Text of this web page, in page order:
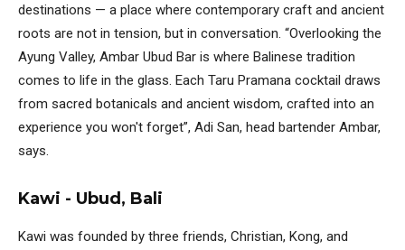
destinations — a place where contemporary craft and ancient
roots are not in tension, but in conversation. “Overlooking the
Ayung Valley, Ambar Ubud Bar is where Balinese tradition
comes to life in the glass. Each Taru Pramana cocktail draws
from sacred botanicals and ancient wisdom, crafted into an
experience you won't forget”, Adi San, head bartender Ambar,
says.
Kawi - Ubud, Bali
Kawi was founded by three friends, Christian, Kong, and